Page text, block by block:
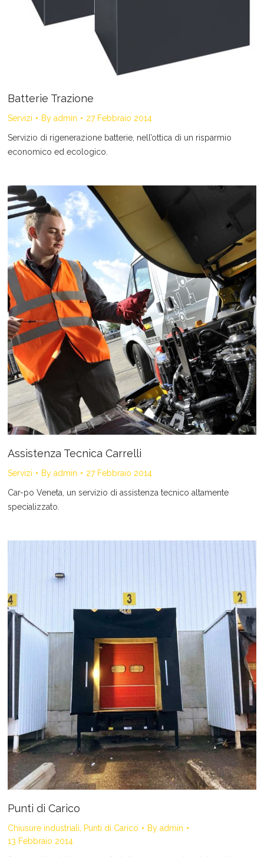
Batterie Trazione
Servizi By admin 27 Febbraio 2014
Servizio di rigenerazione batterie, nell’ottica di un risparmio
economico ed ecologico.
Assistenza Tecnica Carrelli
Servizi By admin 27 Febbraio 2014
Car-po Veneta, un servizio di assistenza tecnico altamente
specializzato.
Punti di Carico
Chiusure industriali Punti di Carico By admin
13 Febbraio 2014